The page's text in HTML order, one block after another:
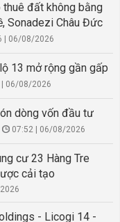
thuê đất không bằng
Sonadezi Châu Đức
| 06/08/2026
13 mở rộng gần gấp
| 06/08/2026
dòng vốn đầu tư
07:52 | 06/08/2026
cư 23 Hàng Tre
cải tạo
- Licogi 14 -